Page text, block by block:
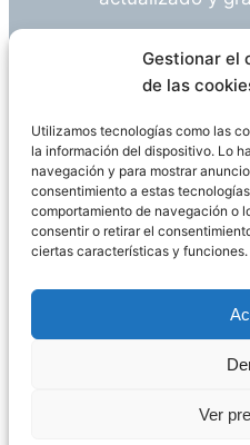
Gestionar el
de las
Utilizamos tecnologías como las
la información del dispositivo. Lo
navegación y para mostrar
consentimiento a estas
comportamiento de navegación o
consentir o retirar el
ciertas características y funciones.
Ver
¿Tienes alguna duda
Descargo de
Declaración de
Página